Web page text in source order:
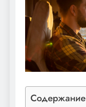
Содержание